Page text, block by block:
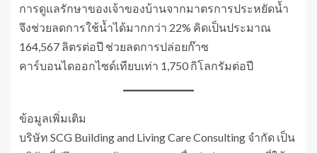
การดูแลรักษาของเจ้าของบ้านจากมาตรการประหยัดน้ำ
จึงช่วยลดการใช้น้ำได้มากกว่า 22% คิดเป็นประมาณ
164,567 ลิตรต่อปี ช่วยลดการปล่อยก๊าซ
คาร์บอนไดออกไซด์เทียบเท่า 1,750 กิโลกรัมต่อปี
ข้อมูลเพิ่มเติม
บริษัท SCG Building and Living Care Consulting จำกัด เป็น